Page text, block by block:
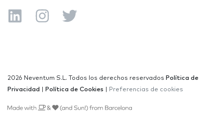
2026 Neventum S.L. Todos los derechos reservados Política de
Privacidad
Política de Cookies Preferencias de cookies